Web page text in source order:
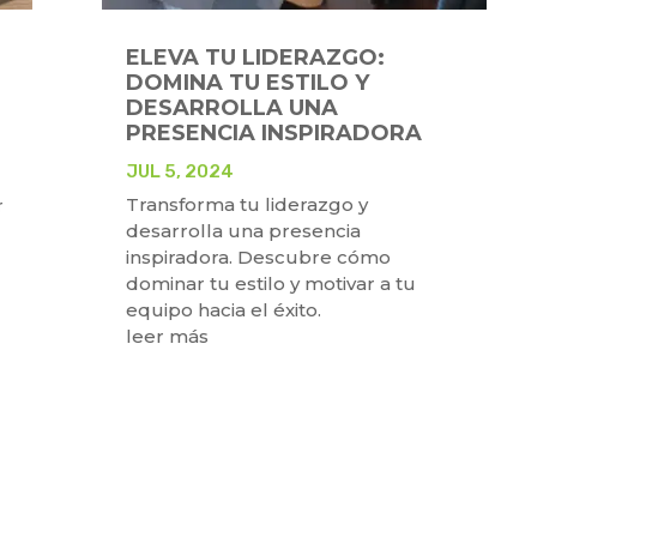
ELEVA TU LIDERAZGO:
DOMINA TU ESTILO Y
DESARROLLA UNA
PRESENCIA INSPIRADORA
JUL 5, 2024
Transforma tu liderazgo y
desarrolla una presencia
inspiradora. Descubre cómo
dominar tu estilo y motivar a tu
equipo hacia el éxito.
leer más